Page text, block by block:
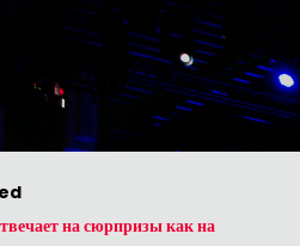
на сюрпризы как на